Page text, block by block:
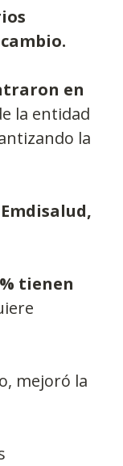
en
la entidad
la
tienen
mejoró la